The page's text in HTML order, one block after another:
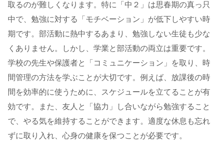
取るのが難しくなります。特に「中２」は思春期の真っ只
中で、勉強に対する「モチベーション」が低下しやすい時
期です。部活動に熱中するあまり、勉強しない生徒も少な
くありません。しかし、学業と部活動の両立は重要です。
学校の先生や保護者と「コミュニケーション」を取り、時
間管理の方法を学ぶことが大切です。例えば、放課後の時
間を効率的に使うために、スケジュールを立てることが有
効です。また、友人と「協力」し合いながら勉強すること
で、やる気を維持することができます。適度な休息も忘れ
ずに取り入れ、心身の健康を保つことが必要です。